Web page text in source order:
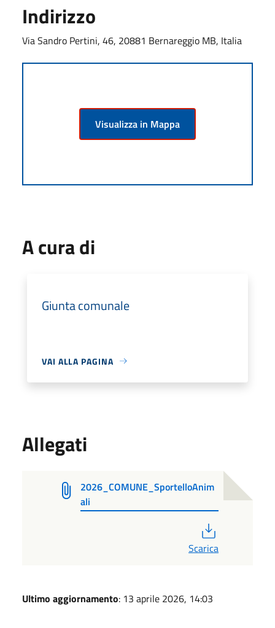
Indirizzo
Via Sandro Pertini, 46, 20881 Bernareggio MB, Italia
Visualizza in Mappa
A cura di
Giunta comunale
VAI ALLA PAGINA
Allegati
2026_COMUNE_SportelloAnim
ali
Scarica
Ultimo aggiornamento: 13 aprile 2026, 14:03